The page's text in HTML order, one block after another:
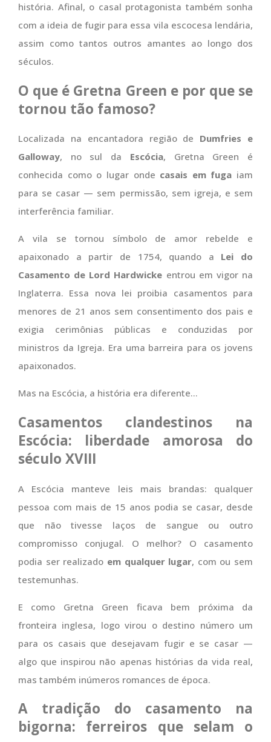
história. Afinal, o casal protagonista também sonha
com a ideia de fugir para essa vila escocesa lendária,
assim como tantos outros amantes ao longo dos
séculos.
O que é Gretna Green e por que se
tornou tão famoso?
Localizada na encantadora região de Dumfries e
Galloway, no sul da Escócia, Gretna Green é
conhecida como o lugar onde casais em fuga iam
para se casar — sem permissão, sem igreja, e sem
interferência familiar.
A vila se tornou símbolo de amor rebelde e
apaixonado a partir de 1754, quando a Lei do
Casamento de Lord Hardwicke entrou em vigor na
Inglaterra. Essa nova lei proibia casamentos para
menores de 21 anos sem consentimento dos pais e
exigia cerimônias públicas e conduzidas por
ministros da Igreja. Era uma barreira para os jovens
apaixonados.
Mas na Escócia, a história era diferente…
Casamentos clandestinos na
Escócia: liberdade amorosa do
século XVIII
A Escócia manteve leis mais brandas: qualquer
pessoa com mais de 15 anos podia se casar, desde
que não tivesse laços de sangue ou outro
compromisso conjugal. O melhor? O casamento
podia ser realizado em qualquer lugar, com ou sem
testemunhas.
E como Gretna Green ficava bem próxima da
fronteira inglesa, logo virou o destino número um
para os casais que desejavam fugir e se casar —
algo que inspirou não apenas histórias da vida real,
mas também inúmeros romances de época.
A tradição do casamento na
bigorna: ferreiros que selam o